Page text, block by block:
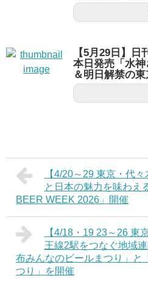
【5月29日】日
本日発売「水神
＆明日解禁の
【4/20～29 東京・代
と日本の魅力を味わえ
BEER WEEK 2026」開催
【4/18・19 23～26 東
王線2駅をつなぐ地域
布みんなのビールまつり」と
つり」を開催